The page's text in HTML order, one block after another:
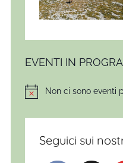
EVENTI IN
NoticeNon ci sono eventi
Seguici sui